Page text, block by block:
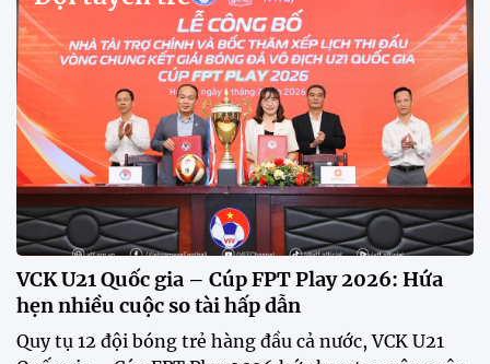
Sau khi tuyển Việt Nam giành ngôi nhất bảng A và
vào bán kết ASEAN Cup 2026, VFF đã công bố thời
gian mở bán vé trận lượt về trên sân Mỹ Đình, với
mức giá tăng gấp đôi so với vòng bảng.
Xã Hùng Châu tưng bừng khai mạc giải bóng đá
truyền thống lần thứ VI
HLV Kim Sang Sik: "ĐT Việt Nam sẽ tung đội
hình mạnh nhất trước Campuchia"